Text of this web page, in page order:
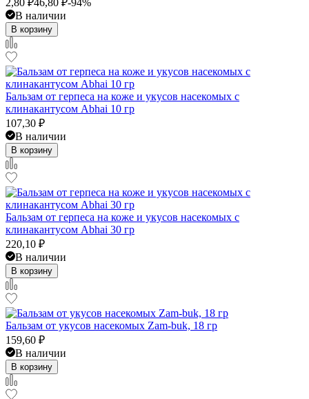
В наличии
В корзину
Бальзам от герпеса на коже и укусов насекомых с
клинакантусом Abhai 10 гр
107,30 ₽
В наличии
В корзину
Бальзам от герпеса на коже и укусов насекомых с
клинакантусом Abhai 30 гр
220,10 ₽
В наличии
В корзину
Бальзам от укусов насекомых Zam-buk, 18 гр
159,60 ₽
В наличии
В корзину